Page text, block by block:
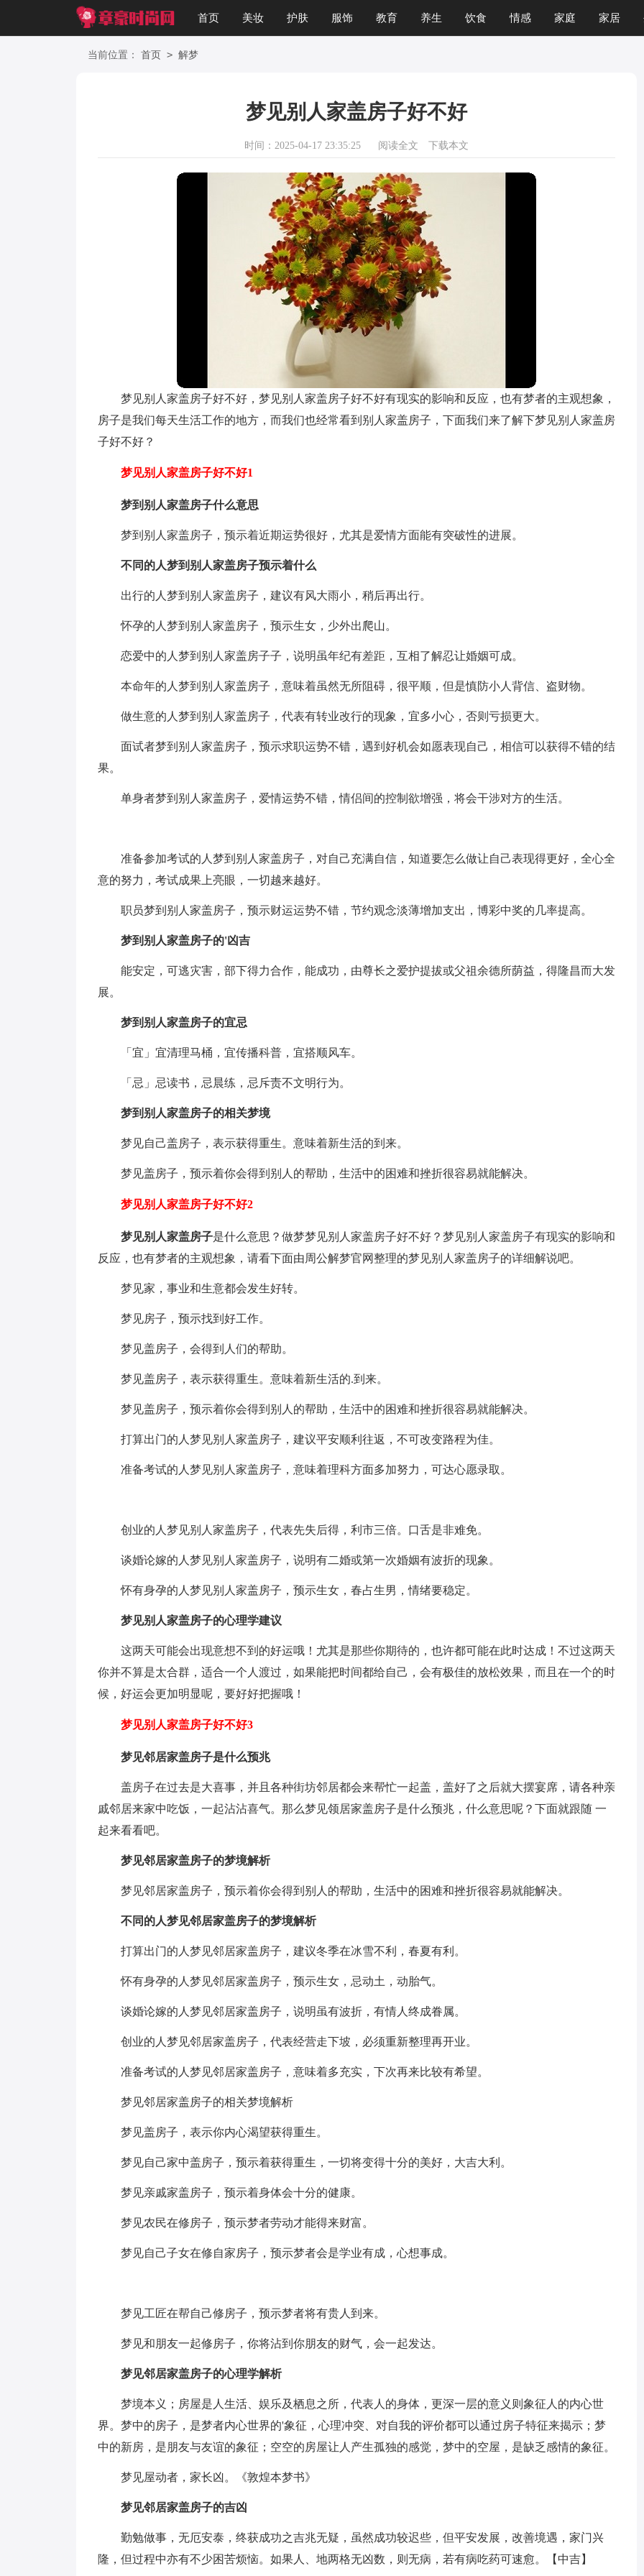
首页 美妆 护肤 服饰 教育 养生 饮食 情感 家庭 家居
当前位置： 首页 > 解梦
梦见别人家盖房子好不好
时间：2025-04-17 23:35:25 阅读全文 下载本文
梦见别人家盖房子好不好，梦见别人家盖房子好不好有现实的影响和反应，也有梦者的主观想象，
房子是我们每天生活工作的地方，而我们也经常看到别人家盖房子，下面我们来了解下梦见别人家盖房
子好不好？
梦见别人家盖房子好不好1
梦到别人家盖房子什么意思
梦到别人家盖房子，预示着近期运势很好，尤其是爱情方面能有突破性的进展。
不同的人梦到别人家盖房子预示着什么
出行的人梦到别人家盖房子，建议有风大雨小，稍后再出行。
怀孕的人梦到别人家盖房子，预示生女，少外出爬山。
恋爱中的人梦到别人家盖房子子，说明虽年纪有差距，互相了解忍让婚姻可成。
本命年的人梦到别人家盖房子，意味着虽然无所阻碍，很平顺，但是慎防小人背信、盗财物。
做生意的人梦到别人家盖房子，代表有转业改行的现象，宜多小心，否则亏损更大。
面试者梦到别人家盖房子，预示求职运势不错，遇到好机会如愿表现自己，相信可以获得不错的结
果。
单身者梦到别人家盖房子，爱情运势不错，情侣间的控制欲增强，将会干涉对方的生活。
准备参加考试的人梦到别人家盖房子，对自己充满自信，知道要怎么做让自己表现得更好，全心全
意的努力，考试成果上亮眼，一切越来越好。
职员梦到别人家盖房子，预示财运运势不错，节约观念淡薄增加支出，博彩中奖的几率提高。
梦到别人家盖房子的'凶吉
能安定，可逃灾害，部下得力合作，能成功，由尊长之爱护提拔或父祖余德所荫益，得隆昌而大发
展。
梦到别人家盖房子的宜忌
「宜」宜清理马桶，宜传播科普，宜搭顺风车。
「忌」忌读书，忌晨练，忌斥责不文明行为。
梦到别人家盖房子的相关梦境
梦见自己盖房子，表示获得重生。意味着新生活的到来。
梦见盖房子，预示着你会得到别人的帮助，生活中的困难和挫折很容易就能解决。
梦见别人家盖房子好不好2
梦见别人家盖房子是什么意思？做梦梦见别人家盖房子好不好？梦见别人家盖房子有现实的影响和
反应，也有梦者的主观想象，请看下面由周公解梦官网整理的梦见别人家盖房子的详细解说吧。
梦见家，事业和生意都会发生好转。
梦见房子，预示找到好工作。
梦见盖房子，会得到人们的帮助。
梦见盖房子，表示获得重生。意味着新生活的.到来。
梦见盖房子，预示着你会得到别人的帮助，生活中的困难和挫折很容易就能解决。
打算出门的人梦见别人家盖房子，建议平安顺利往返，不可改变路程为佳。
准备考试的人梦见别人家盖房子，意味着理科方面多加努力，可达心愿录取。
创业的人梦见别人家盖房子，代表先失后得，利市三倍。口舌是非难免。
谈婚论嫁的人梦见别人家盖房子，说明有二婚或第一次婚姻有波折的现象。
怀有身孕的人梦见别人家盖房子，预示生女，春占生男，情绪要稳定。
梦见别人家盖房子的心理学建议
这两天可能会出现意想不到的好运哦！尤其是那些你期待的，也许都可能在此时达成！不过这两天
你并不算是太合群，适合一个人渡过，如果能把时间都给自己，会有极佳的放松效果，而且在一个的时
候，好运会更加明显呢，要好好把握哦！
梦见别人家盖房子好不好3
梦见邻居家盖房子是什么预兆
盖房子在过去是大喜事，并且各种街坊邻居都会来帮忙一起盖，盖好了之后就大摆宴席，请各种亲
戚邻居来家中吃饭，一起沾沾喜气。那么梦见领居家盖房子是什么预兆，什么意思呢？下面就跟随 一
起来看看吧。
梦见邻居家盖房子的梦境解析
梦见邻居家盖房子，预示着你会得到别人的帮助，生活中的困难和挫折很容易就能解决。
不同的人梦见邻居家盖房子的梦境解析
打算出门的人梦见邻居家盖房子，建议冬季在冰雪不利，春夏有利。
怀有身孕的人梦见邻居家盖房子，预示生女，忌动土，动胎气。
谈婚论嫁的人梦见邻居家盖房子，说明虽有波折，有情人终成眷属。
创业的人梦见邻居家盖房子，代表经营走下坡，必须重新整理再开业。
准备考试的人梦见邻居家盖房子，意味着多充实，下次再来比较有希望。
梦见邻居家盖房子的相关梦境解析
梦见盖房子，表示你内心渴望获得重生。
梦见自己家中盖房子，预示着获得重生，一切将变得十分的美好，大吉大利。
梦见亲戚家盖房子，预示着身体会十分的健康。
梦见农民在修房子，预示梦者劳动才能得来财富。
梦见自己子女在修自家房子，预示梦者会是学业有成，心想事成。
梦见工匠在帮自己修房子，预示梦者将有贵人到来。
梦见和朋友一起修房子，你将沾到你朋友的财气，会一起发达。
梦见邻居家盖房子的心理学解析
梦境本义；房屋是人生活、娱乐及栖息之所，代表人的身体，更深一层的意义则象征人的内心世
界。梦中的房子，是梦者内心世界的'象征，心理冲突、对自我的评价都可以通过房子特征来揭示；梦
中的新房，是朋友与友谊的象征；空空的房屋让人产生孤独的感觉，梦中的空屋，是缺乏感情的象征。
梦见屋动者，家长凶。《敦煌本梦书》
梦见邻居家盖房子的吉凶
勤勉做事，无厄安泰，终获成功之吉兆无疑，虽然成功较迟些，但平安发展，改善境遇，家门兴
隆，但过程中亦有不少困苦烦恼。如果人、地两格无凶数，则无病，若有病吃药可速愈。【中吉】